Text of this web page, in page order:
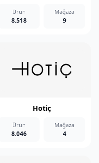
Ürün
8.518
Mağaza
9
Hotiç
Ürün
8.046
Mağaza
4